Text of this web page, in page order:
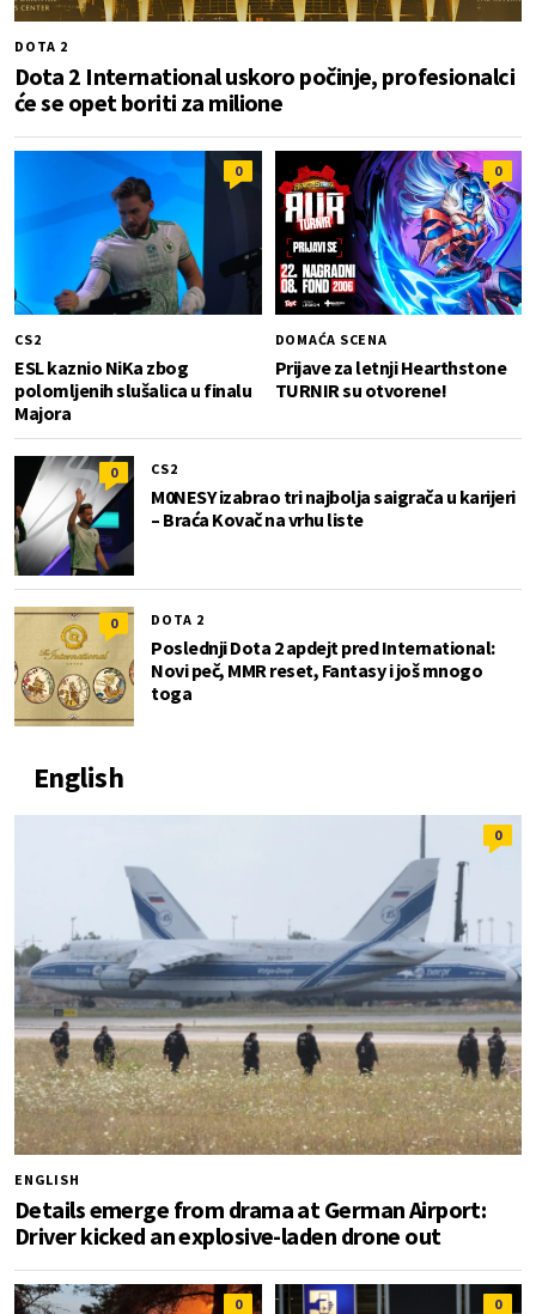
DOTA 2
Dota 2 International uskoro počinje, profesionalci
će se opet boriti za milione
0
CS2
ESL kaznio NiKa zbog
polomljenih slušalica u finalu
Majora
0
DOMAĆA SCENA
Prijave za letnji Hearthstone
TURNIR su otvorene!
0 CS2
M0NESY izabrao tri najbolja saigrača u karijeri
– Braća Kovač na vrhu liste
0 DOTA 2
Poslednji Dota 2 apdejt pred International:
Novi peč, MMR reset, Fantasy i još mnogo
toga
English
0
ENGLISH
Details emerge from drama at German Airport:
Driver kicked an explosive-laden drone out
0 0